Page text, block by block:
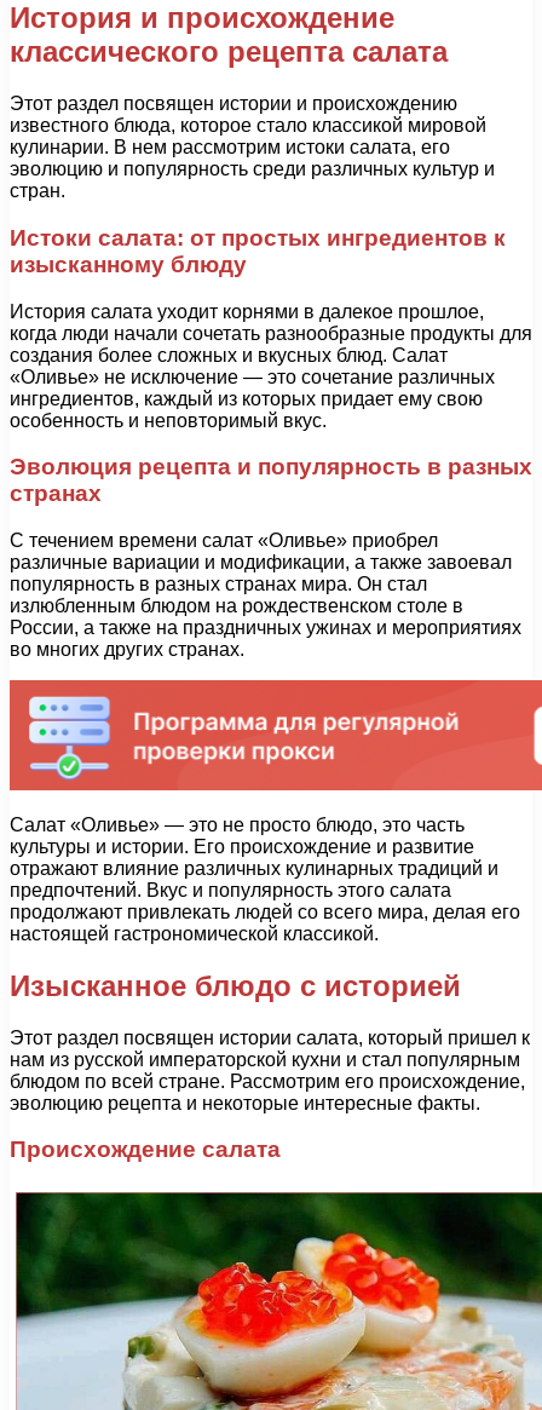
История и происхождение
классического рецепта салата
Этот раздел посвящен истории и происхождению
известного блюда, которое стало классикой мировой
кулинарии. В нем рассмотрим истоки салата, его
эволюцию и популярность среди различных культур и
стран.
Истоки салата: от простых ингредиентов к
изысканному блюду
История салата уходит корнями в далекое прошлое,
когда люди начали сочетать разнообразные продукты для
создания более сложных и вкусных блюд. Салат
«Оливье» не исключение — это сочетание различных
ингредиентов, каждый из которых придает ему свою
особенность и неповторимый вкус.
Эволюция рецепта и популярность в разных
странах
С течением времени салат «Оливье» приобрел
различные вариации и модификации, а также завоевал
популярность в разных странах мира. Он стал
излюбленным блюдом на рождественском столе в
России, а также на праздничных ужинах и мероприятиях
во многих других странах.
Салат «Оливье» — это не просто блюдо, это часть
культуры и истории. Его происхождение и развитие
отражают влияние различных кулинарных традиций и
предпочтений. Вкус и популярность этого салата
продолжают привлекать людей со всего мира, делая его
настоящей гастрономической классикой.
Изысканное блюдо с историей
Этот раздел посвящен истории салата, который пришел к
нам из русской императорской кухни и стал популярным
блюдом по всей стране. Рассмотрим его происхождение,
эволюцию рецепта и некоторые интересные факты.
Происхождение салата